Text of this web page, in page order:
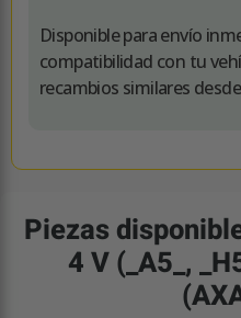
Disponible para envío
compatibilidad con tu
recambios similares
Piezas
4 V (_A5_,